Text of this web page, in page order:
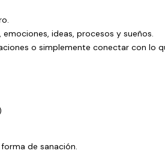
ideas, procesos y sueños.
o simplemente conectar con lo
de sanación.